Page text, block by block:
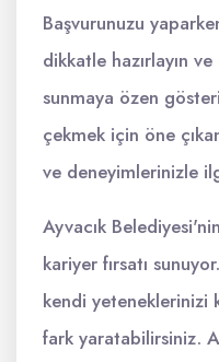
Başvurunuzu
dikkatle hazırlayın
sunmaya özen
çekmek için öne
ve deneyimlerinizle
Ayvacık
kariyer fırsatı
kendi yeteneklerinizi
fark yaratabilirsiniz.